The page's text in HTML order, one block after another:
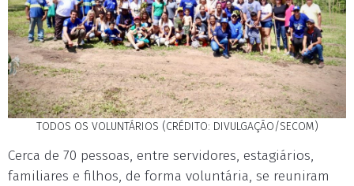
TODOS OS VOLUNTÁRIOS (CRÉDITO: DIVULGAÇÃO/SECOM)
Cerca de 70 pessoas, entre servidores, estagiários,
familiares e filhos, de forma voluntária, se reuniram